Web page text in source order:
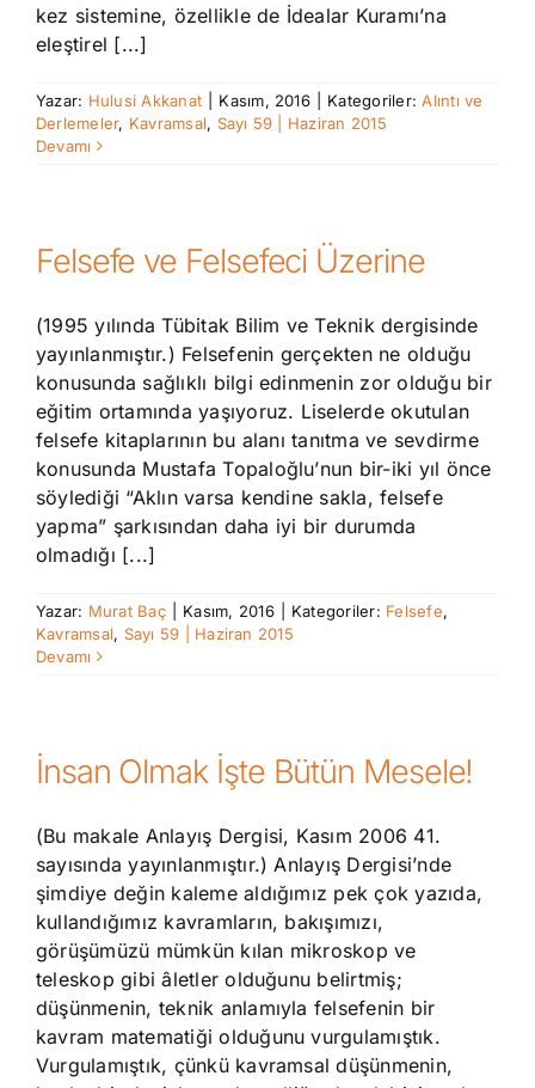
kez sistemine, özellikle de İdealar Kuramı’na
eleştirel [...]
Yazar: Hulusi Akkanat Kasım, 2016 Kategoriler:Alıntı ve
Derlemeler, Kavramsal, Sayı 59 | Haziran 2015
Devamı
Felsefe ve Felsefeci Üzerine
(1995 yılında Tübitak Bilim ve Teknik dergisinde
yayınlanmıştır.) Felsefenin gerçekten ne olduğu
konusunda sağlıklı bilgi edinmenin zor olduğu bir
eğitim ortamında yaşıyoruz. Liselerde okutulan
felsefe kitaplarının bu alanı tanıtma ve sevdirme
konusunda Mustafa Topaloğlu’nun bir-iki yıl önce
söylediği “Aklın varsa kendine sakla, felsefe
yapma” şarkısından daha iyi bir durumda
olmadığı [...]
Yazar: Murat Baç Kasım, 2016 Kategoriler: Felsefe,
Kavramsal, Sayı 59 | Haziran 2015
Devamı
İnsan Olmak İşte Bütün Mesele!
(Bu makale Anlayış Dergisi, Kasım 2006 41.
sayısında yayınlanmıştır.) Anlayış Dergisi’nde
şimdiye değin kaleme aldığımız pek çok yazıda,
kullandığımız kavramların, bakışımızı,
görüşümüzü mümkün kılan mikroskop ve
teleskop gibi âletler olduğunu belirtmiş;
düşünmenin, teknik anlamıyla felsefenin bir
kavram matematiği olduğunu vurgulamıştık.
Vurgulamıştık, çünkü kavramsal düşünmenin,